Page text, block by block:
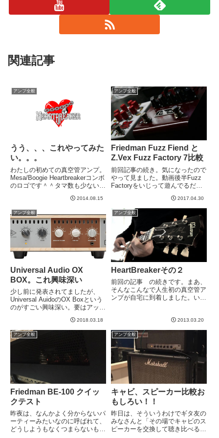
関連記事
アンプ全般
うう、、、これやってみた
い。。。
わたしの初めての真空管アンプ。
Mesa/Boogie Heartbreakerコンボ
のロゴです＾＾タマ数も少ない
のショップから買った記憶が。当
然試奏とかしてないです。→ ハ
ートブレイカーの記事歪みがけっ
こう泥臭...
2014.08.15
アンプ全般
Friedman Fuzz Fiend と
Z.Vex Fuzz Factory 7比較
前回記事の続き。気になったので
やって見ました。動画後半Fuzz
Factoryをいじって遊んでるだけ
を弾くと、なんというかクリアで
いい感じです。しかし一方で、動
画最初の方の普通のセッティング
においても...
2017.04.30
アンプ全般
Universal Audio OX
BOX。これ興味深い
少し前に発表されてましたが、
Universal AuidoのOX Boxという
のがすごい興味深い。要はアッテ
が、Universal Audio製ということ
でクオリティ高そう、とか信者的
に思うわけですw競合製品とし...
2018.03.18
アンプ全般
HeartBreakerその２
前回の記事 の続きです。まあ、
そんなこんなで人生初の真空管ア
ンプが自宅に到着しました。いや
で開梱しました。おおー、、これ
が。。。非常にキレイな状態で届
きました。一応取っ手もある
し、...
2013.03.20
アンプ全般
Friedman BE-100 クイッ
クテスト
昨夜は、なんかよく分からないパ
ーティーみたいなのに呼ばれて、
どうしようもなくつまらないもの
アンプ全般
キャビ、スピーカー比較お
もしろい！！
昨日は、そういうわけでギタ友の
みなさんと「その場でキャビのス
ピーカーを交換して聴き比べる